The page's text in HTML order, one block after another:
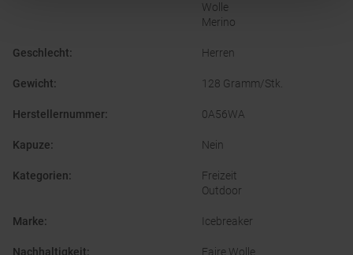
Wolle
Merino
Geschlecht: Herren
Gewicht: 128 Gramm/Stk.
Herstellernummer: 0A56WA
Kapuze: Nein
Kategorien:
Freizeit
Outdoor
Marke: Icebreaker
Nachhaltigkeit:
Faire Wolle